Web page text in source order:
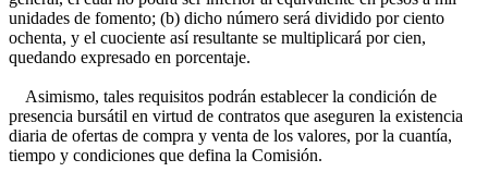
unidades de fomento; (b) dicho número será dividido por ciento
ochenta, y el cuociente así resultante se multiplicará por cien,
quedando expresado en porcentaje.
Asimismo, tales requisitos podrán establecer la condición de
presencia bursátil en virtud de contratos que aseguren la existencia
diaria de ofertas de compra y venta de los valores, por la cuantía,
tiempo y condiciones que defina la Comisión.